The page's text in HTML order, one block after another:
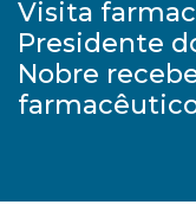
Visita
Presidente
Nobre